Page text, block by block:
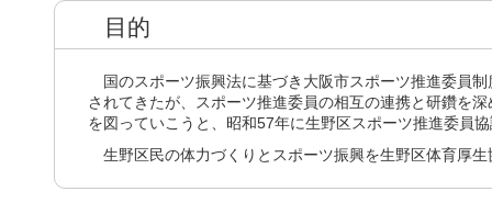
目的
国のスポーツ振興法に基づき大阪市スポーツ推進委員
されてきたが、スポーツ推進委員の相互の連携と研鑽を
を図っていこうと、昭和57年に生野区スポーツ推進委員
生野区民の体力づくりとスポーツ振興を生野区体育厚